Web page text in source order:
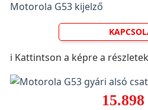
Motorola G53 kijelző
ℹ️ Kattintson a képre a